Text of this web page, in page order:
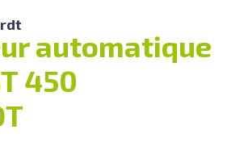
automatique
450